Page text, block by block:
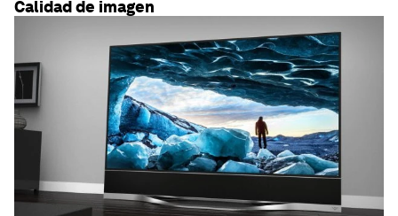
Calidad de imagen